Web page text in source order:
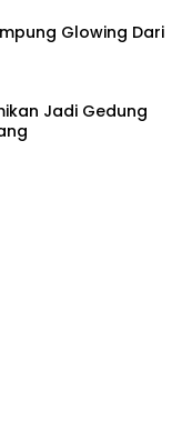
Glowing Dari
Jadi Gedung